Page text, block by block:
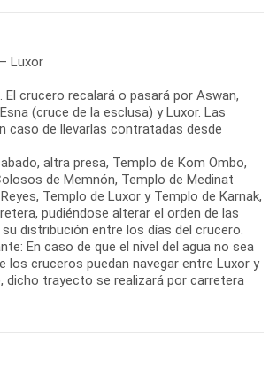
Luxor
crucero recalará o pasará por Aswan,
(cruce de la esclusa) y Luxor. Las
caso de llevarlas contratadas desde
altra presa, Templo de Kom Ombo,
de Memnón, Templo de Medinat
Templo de Luxor y Templo de Karnak,
pudiéndose alterar el orden de las
distribución entre los días del crucero.
En caso de que el nivel del agua no sea
los cruceros puedan navegar entre Luxor y
dicho trayecto se realizará por carretera